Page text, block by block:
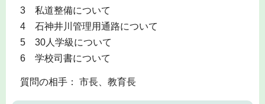
3 私道整備について
4 石神井川管理用通路について
5 30人学級について
6 学校司書について
質問の相手： 市長、教育長